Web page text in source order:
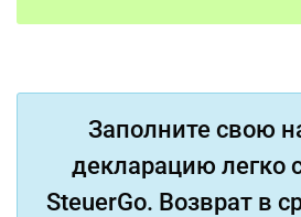
Заполните свою
декларацию легко
SteuerGo. Возврат в